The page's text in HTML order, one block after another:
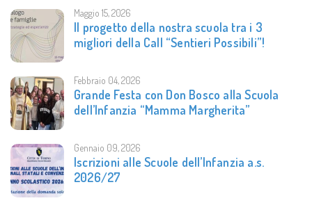
Maggio 15, 2026
​Il progetto della nostra scuola tra i 3
migliori della Call “Sentieri Possibili”!
Febbraio 04, 2026
Grande Festa con Don Bosco alla Scuola
dell’Infanzia “Mamma Margherita”
Gennaio 09, 2026
Iscrizioni alle Scuole dell’Infanzia a.s.
2026/27